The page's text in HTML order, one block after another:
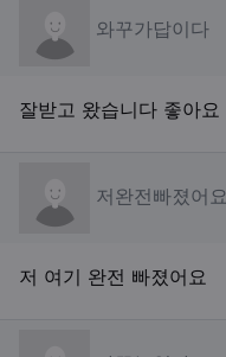
와꾸가답이다
잘받고 왔습니다 좋아요
저완전빠졌어요
저 여기 완전 빠졌어요